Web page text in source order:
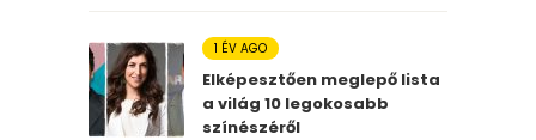
1 ÉV AGO
Elképesztően meglepő lista
a világ 10 legokosabb
színészéről